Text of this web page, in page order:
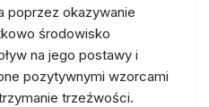
poprzez okazywanie
środowisko
na jego postawy i
pozytywnymi wzorcami
trzeźwości.